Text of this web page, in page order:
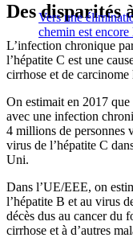
Vers une
chemin est encore
Des disparités
L’infection chronique
l’hépatite C est une
cirrhose et de
On estimait en 2017
avec une infection
4 millions de personnes
virus de l’hépatite C
Uni.
Dans l’UE/EEE, on
l’hépatite B et au virus
décès dus au cancer du
cirrhose et à d’autres